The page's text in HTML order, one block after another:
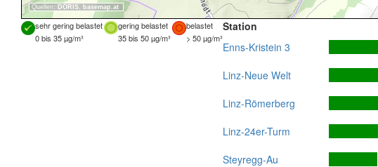
Quellen: DORIS, basemap.at
sehr gering belastet gering belastet
belastet
0 bis 35 µg/m³
35 bis 50 µg/m³ > 50 µg/m³
Station
Enns-Kristein 3
Linz-Neue Welt
Linz-Römerberg
Linz-24er-Turm
Steyregg-Au